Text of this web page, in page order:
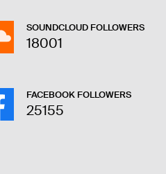
SOUNDCLOUD FOLLOWERS
18001
FACEBOOK FOLLOWERS
25155